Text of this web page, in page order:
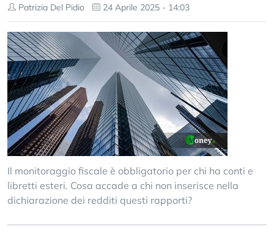
Patrizia Del Pidio 24 Aprile 2025 - 14:03
Il monitoraggio fiscale è obbligatorio per chi ha conti e
libretti esteri. Cosa accade a chi non inserisce nella
dichiarazione dei redditi questi rapporti?